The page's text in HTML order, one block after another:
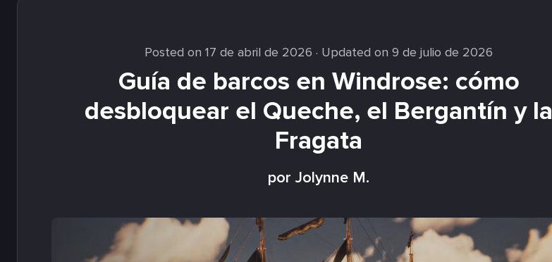
Posted on 17 de abril de 2026 · Updated on 9 de julio de 2026
Guía de barcos en Windrose: cómo
desbloquear el Queche, el Bergantín y la
Fragata
por Jolynne M.